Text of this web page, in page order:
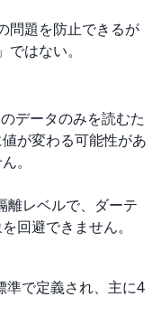
問題を防止できるが
はない。
データのみを読むた
が変わる可能性があ
。
離レベルで、ダーテ
回避できません。
準で定義され、主に4